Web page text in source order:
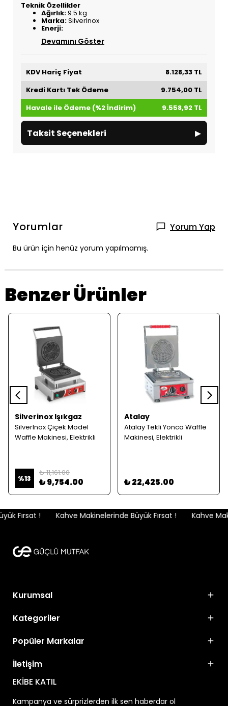
Teknik Özellikler
Ağırlık:9.5 kg
Marka:SilverInox
Enerji:
Devamını Göster
KDV Hariç Fiyat
8.128,33 TL
Kredi Kartı Tek Ödeme
9.754,00 TL
Havale ile Ödeme (%2 İndirim)
9.558,92 TL
Taksit Seçenekleri ▸
Yorumlar Yorum Yap
Bu ürün için henüz yorum yapılmamış.
Benzer Ürünler
Silverinox Işıkgaz
SilverInox Çiçek Model
Waffle Makinesi, Elektrikli
%13
₺ 11,161.00
₺ 9,754.00
Atalay
Atalay Tekli Yonca Waffle
Makinesi, Elektrikli
₺ 22,425.00
Fırsat ! Kahve Makinelerinde Büyük Fırsat ! Kahve
Kurumsal
Kategoriler
Popüler Markalar
İletişim
EKİBE KATIL
Kampanya ve sürprizlerden ilk sen haberdar ol